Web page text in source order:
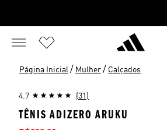
Página Inicial / Mulher / Calçados
4.7 (31)
TÊNIS ADIZERO ARUKU